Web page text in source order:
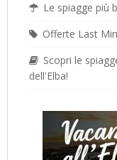
Le spiagge più
Offerte Last
Scopri le
dell'Elba!